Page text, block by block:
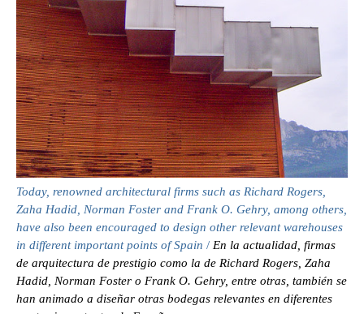
Today, renowned architectural firms such as Richard Rogers,
Zaha Hadid, Norman Foster and Frank O. Gehry, among others,
have also been encouraged to design other relevant warehouses
in different important points of Spain / En la actualidad, firmas
de arquitectura de prestigio como la de Richard Rogers, Zaha
Hadid, Norman Foster o Frank O. Gehry, entre otras, también se
han animado a diseñar otras bodegas relevantes en diferentes